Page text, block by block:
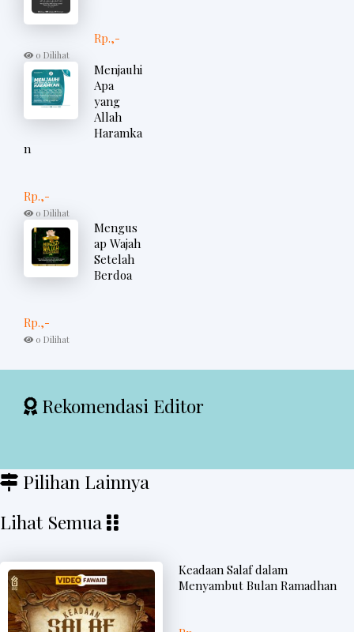
Rp.,-
0 Dilihat
Menjauhi
Apa
yang
Allah
Haramka
n
Rp.,-
0 Dilihat
Mengus
ap Wajah
Setelah
Berdoa
Rp.,-
0 Dilihat
Rekomendasi Editor
Pilihan Lainnya
Lihat Semua
Keadaan Salaf dalam
Menyambut Bulan Ramadhan